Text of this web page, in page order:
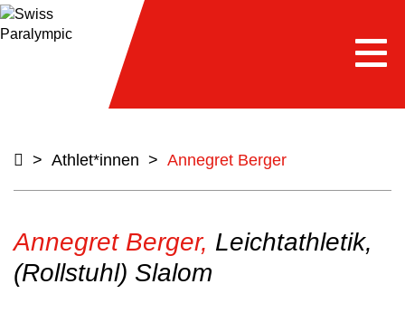
> Athlet*innen > Annegret Berger
Annegret Berger, Leichtathletik,
(Rollstuhl) Slalom